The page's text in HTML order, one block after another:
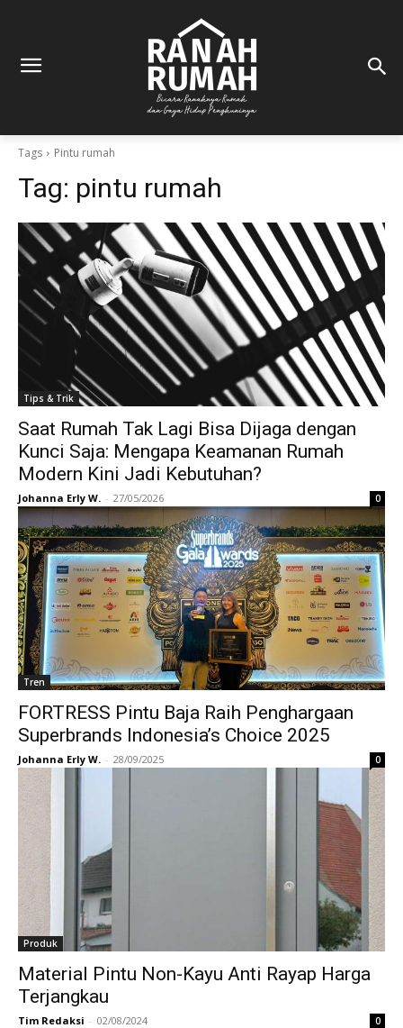
Tags Pintu rumah
Tag: pintu rumah
Tips & Trik
Saat Rumah Tak Lagi Bisa Dijaga dengan
Kunci Saja: Mengapa Keamanan Rumah
Modern Kini Jadi Kebutuhan?
Johanna Erly W. - 27/05/2026 0
Tren
FORTRESS Pintu Baja Raih Penghargaan
Superbrands Indonesia’s Choice 2025
Johanna Erly W. - 28/09/2025 0
Produk
Material Pintu Non-Kayu Anti Rayap Harga
Terjangkau
Tim Redaksi - 02/08/2024 0